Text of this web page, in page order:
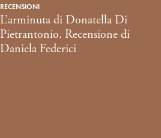
RECENSIONI
L’arminuta di Donatella Di
Pietrantonio. Recensione di
Daniela Federici